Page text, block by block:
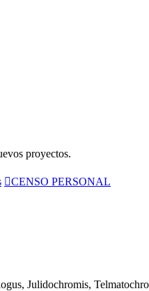
proyectos.
CENSO PERSONAL
Julidochromis,